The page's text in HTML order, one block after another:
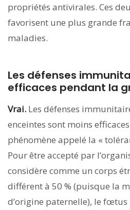
propriétés antivirales. Ces
favorisent une plus grande
maladies.
Les défenses
efficaces pendant la
Vrai. Les défenses
enceintes sont moins
phénomène appelé la «
Pour être accepté par
considère comme un corps
différent à 50 % (puisque la
d’origine paternelle), le